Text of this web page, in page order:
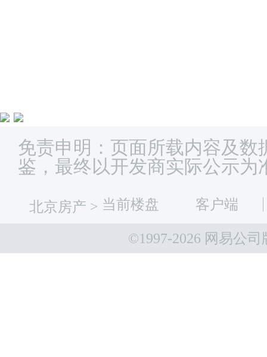
免责申明：页面所载内容及数
鉴，最终以开发商实际公示为
北京房产 > 当前楼盘 客户端
©1997-2026 网易公